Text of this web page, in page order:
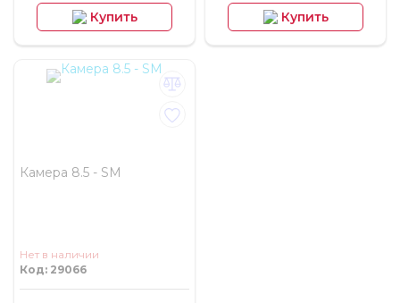
Купить Купить
Камера 8.5 - SM
Нет в наличии
Код: 29066